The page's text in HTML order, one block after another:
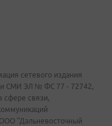
сетевого издания
СМИ ЭЛ № ФС 77 - 72742,
сфере связи,
"Дальневосточный